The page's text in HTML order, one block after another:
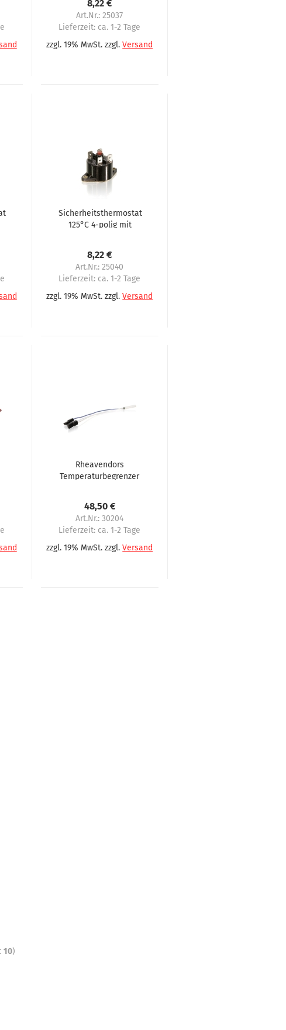
8,22 €
Art.Nr.: 25037
Lieferzeit: ca. 1-2 Tage
zzgl. 19% MwSt. zzgl.Versand
Sicherheitsthermostat
125°C 4-polig mit
8,22 €
Art.Nr.: 25040
Lieferzeit: ca. 1-2 Tage
zzgl. 19% MwSt. zzgl.Versand
Rheavendors
Temperaturbegrenzer
48,50 €
Art.Nr.: 30204
Lieferzeit: ca. 1-2 Tage
zzgl. 19% MwSt. zzgl.Versand
10)